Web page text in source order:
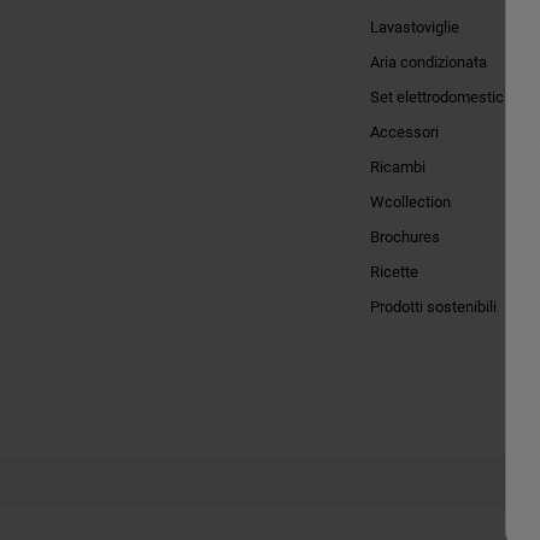
Lavastoviglie
Aria condizionata
Set elettrodomestici
Accessori
Ricambi
Wcollection
Brochures
Ricette
Prodotti sostenibili